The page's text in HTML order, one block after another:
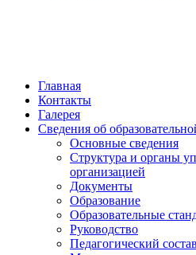
Главная
Контакты
Галерея
Сведения об
Основные сведения
Структура и органы
организацией
Документы
Образование
Образовательные
Руководство
Педагогический состав